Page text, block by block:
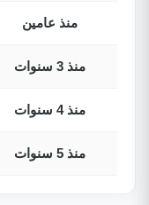
منذ عامين
منذ 3 سنوات
منذ 4 سنوات
منذ 5 سنوات